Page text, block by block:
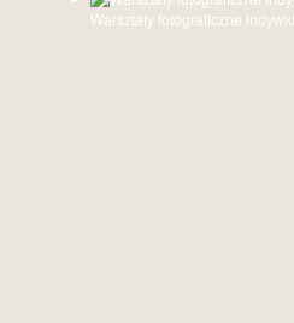
Warsztaty fotograficzne